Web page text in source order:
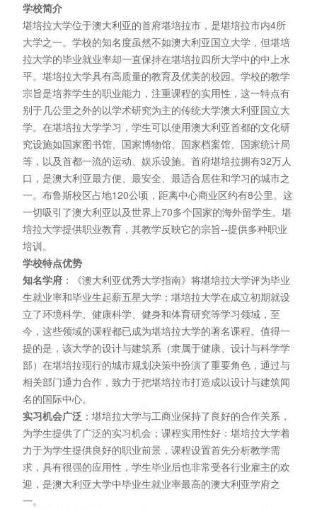
学校简介
堪培拉大学位于澳大利亚的首府堪培拉市，是堪培拉市内4所
大学之一。学校的知名度虽然不如澳大利亚国立大学，但堪培
拉大学的毕业就业率却一直保持在堪培拉四所大学中的中上水
平。堪培拉大学具有高质量的教育及优美的校园。学校的教学
宗旨是培养学生的职业能力，注重课程的实用性，这一特点有
别于几公里之外的以学术研究为主的传统大学澳大利亚国立大
学。在堪培拉大学学习，学生可以使用澳大利亚首都的文化研
究设施如国家图书馆、国家博物馆、国家档案馆、国家统计局
等，以及首都一流的运动、娱乐设施。首府堪培拉拥有32万人
口，是澳大利亚最方便、最安全、最适合居住和学习的城市之
一。布鲁斯校区占地120公顷，距离中心商业区约有8公里。这
一切吸引了澳大利亚以及世界上70多个国家的海外留学生。堪
培拉大学提供职业教育，其教学反映它的宗旨--提供多种职业
培训。
学校特点优势
知名学府 ：《澳大利亚优秀大学指南》将堪培拉大学评为毕业
生就业率和毕业生起薪五星大学；堪培拉大学在成立初期就设
立了环境科学、健康科学、健身和体育研究等学习领域，至
今，这些领域的课程都已成为堪培拉大学的著名课程。值得一
提的是，该大学的设计与建筑系（隶属于健康、设计与科学学
部）在堪培拉现行的城市规划决策中扮演了重要角色，通过与
相关部门通力合作，致力于把堪培拉市打造成以设计与建筑闻
名的国际中心。
实习机会广泛 ：堪培拉大学与工商业保持了良好的合作关系，
为学生提供了广泛的实习机会；课程实用性好：堪培拉大学着
力于为学生提供良好的职业前景，课程设置首先分析教学需
求，具有很强的应用性，学生毕业后也非常受各行业雇主的欢
迎，是澳大利亚大学中毕业生就业率最高的澳大利亚学府之
一。